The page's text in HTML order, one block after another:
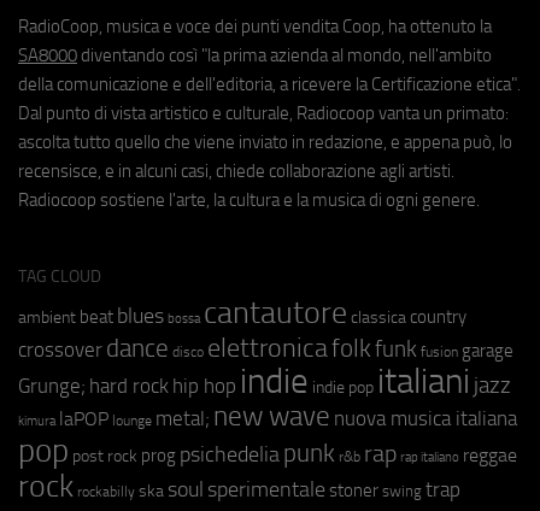
RadioCoop, musica e voce dei punti vendita Coop, ha ottenuto la
SA8000 diventando così "la prima azienda al mondo, nell'ambito
della comunicazione e dell'editoria, a ricevere la Certificazione etica".
Dal punto di vista artistico e culturale, Radiocoop vanta un primato:
ascolta tutto quello che viene inviato in redazione, e appena può, lo
recensisce, e in alcuni casi, chiede collaborazione agli artisti.
Radiocoop sostiene l'arte, la cultura e la musica di ogni genere.
TAG CLOUD
ambient beat blues bossa cantautore classica country
crossover dance disco elettronicafolkfunk fusion garage
Grunge; hard rock hip hop indie indie pop italiani jazz
kimura laPOP lounge metal; new wave nuova musica italiana
pop post rock prog psichedeliapunk r&b rap rap italiano reggae
rock rockabilly ska soul sperimentale stoner swing trap